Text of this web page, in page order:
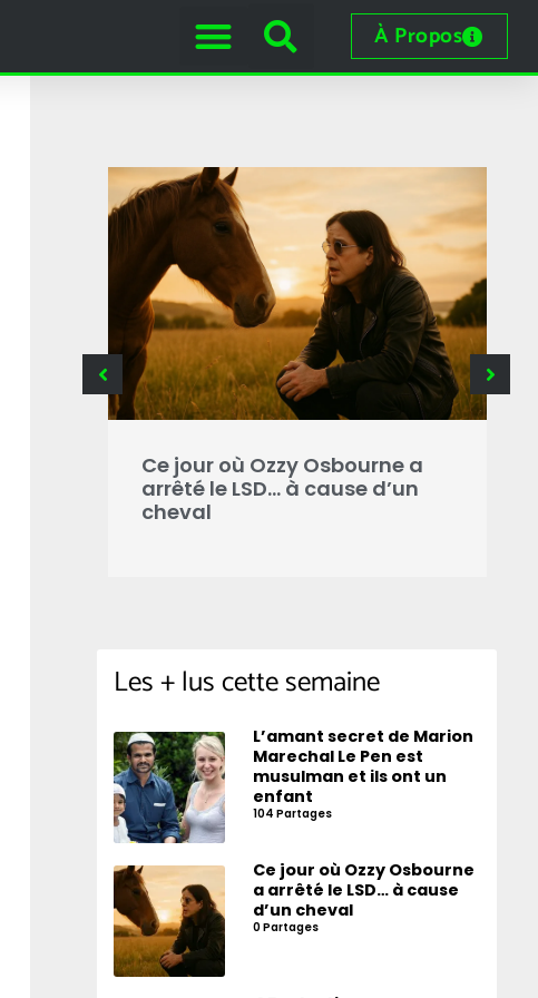
À Propos
Ce jour où Ozzy Osbourne a
arrêté le LSD… à cause d’un
cheval
Les + lus cette semaine
L’amant secret de Marion
Marechal Le Pen est
musulman et ils ont un
enfant
104 Partages
Ce jour où Ozzy Osbourne
a arrêté le LSD… à cause
d’un cheval
0 Partages